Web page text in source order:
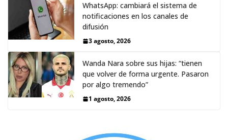
WhatsApp: cambiará el sistema de
notificaciones en los canales de
difusión
3 agosto, 2026
Wanda Nara sobre sus hijas: “tienen
que volver de forma urgente. Pasaron
por algo tremendo”
1 agosto, 2026